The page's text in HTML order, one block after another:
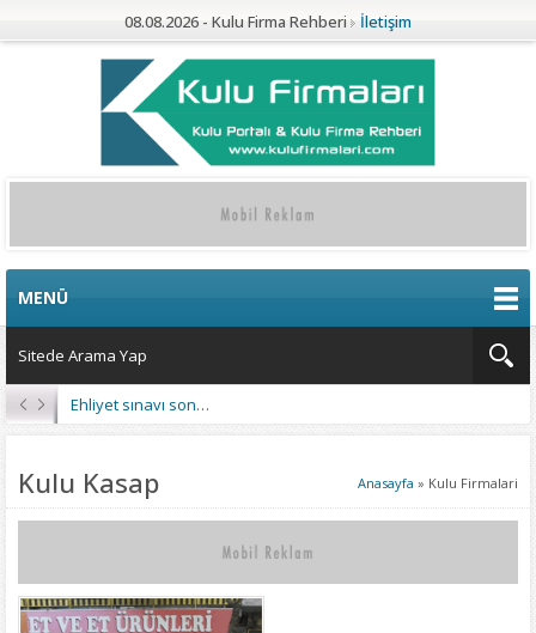
08.08.2026 - Kulu Firma Rehberi İletişim
MENÜ
Ehliyet sınavı sonuçları açıklandı
Anasayfa » Kulu Firmalari
Kulu Kasap